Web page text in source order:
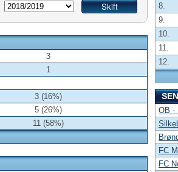
3
1
3 (16%)
5 (26%)
11 (58%)
8.
9.
10.
11.
12.
OB -
FC
FC